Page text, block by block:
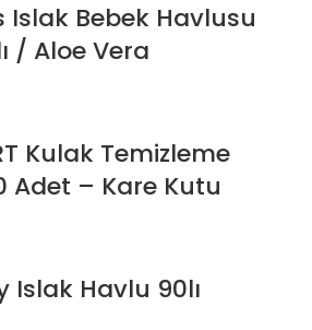
Islak Bebek Havlusu
/ Aloe Vera
Kulak Temizleme
Adet – Kare Kutu
Islak Havlu 90lı